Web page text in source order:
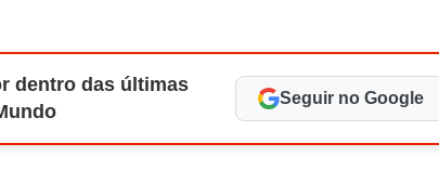
dentro das últimas
Seguir no Google